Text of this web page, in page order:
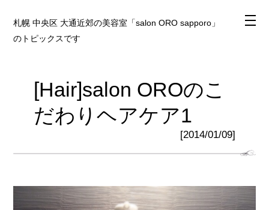
札幌 中央区 大通近郊の美容室「salon ORO sapporo」
のトピックスです
[Hair]salon OROのこ
だわりヘアケア1
[2014/01/09]